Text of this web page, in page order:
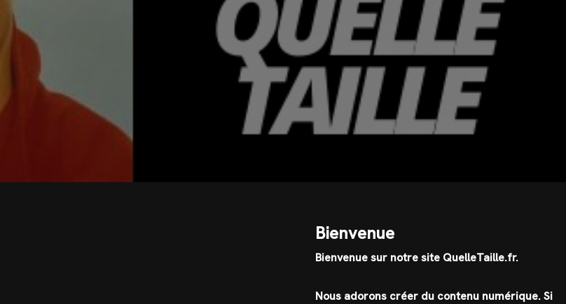
Bienvenue
Bienvenue sur notre site QuelleTaille.fr.
Nous adorons créer du contenu numérique. Si